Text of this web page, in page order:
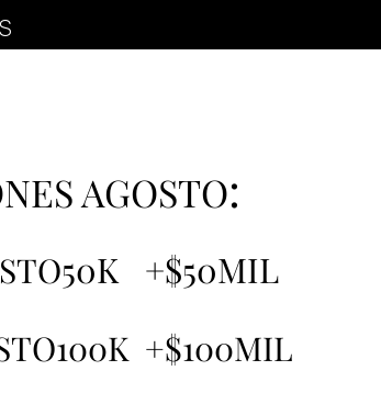
AGOSTO:
50K +$50MIL
+$100MIL